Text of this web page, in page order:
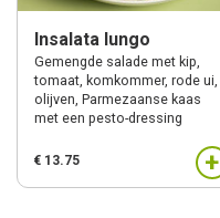
Insalata lungo
Gemengde salade met kip,
tomaat, komkommer, rode ui,
olijven, Parmezaanse kaas
met een pesto-dressing
€ 13.75 +